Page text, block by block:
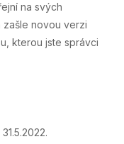
na svých
zašle novou verzi
kterou jste správci